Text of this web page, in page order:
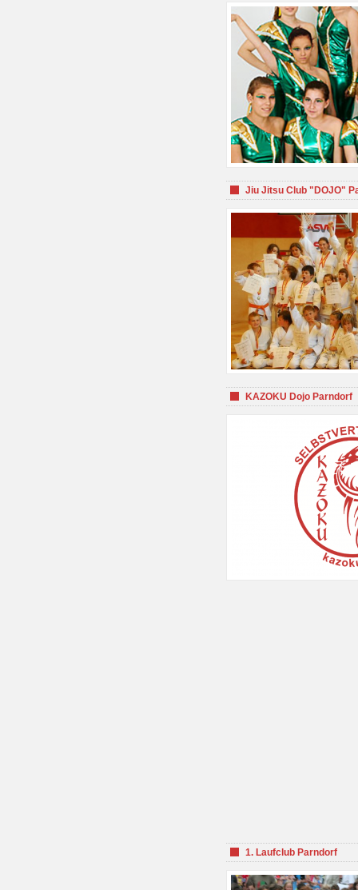
Jiu Jitsu Club "DOJO"
KAZOKU Dojo Parndorf
1. Laufclub Parndorf